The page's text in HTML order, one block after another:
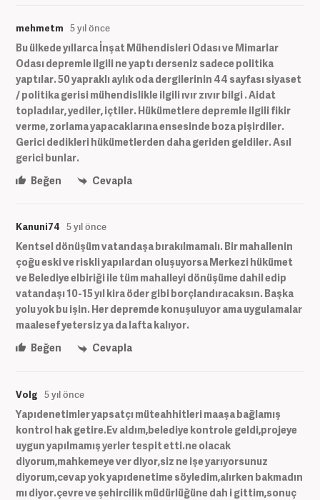
mehmetm 5 yıl önce
Bu ülkede yıllarca İnşat Mühendisleri Odası ve Mimarlar
Odası depremle ilgili ne yaptı derseniz sadece politika
yaptılar. 50 yapraklı aylık oda dergilerinin 44 sayfası siyaset
/ politika gerisi mühendislikle ilgili ıvır zıvır bilgi . Aidat
topladılar, yediler, içtiler. Hükümetlere depremle ilgili fikir
verme, zorlama yapacaklarına ensesinde boza pişirdiler.
Gerici dedikleri hükümetlerden daha geriden geldiler. Asıl
gerici bunlar.
Beğen
Cevapla
Kanuni74 5 yıl önce
Kentsel dönüşüm vatandaşa bırakılmamalı. Bir mahallenin
çoğu eski ve riskli yapılardan oluşuyorsa Merkezi hükümet
ve Belediye elbiriği ile tüm mahalleyi dönüşüme dahil edip
vatandaşı 10-15 yıl kira öder gibi borçlandıracaksın. Başka
yolu yok bu işin. Her depremde konuşuluyor ama uygulamalar
maalesef yetersiz ya da lafta kalıyor.
Beğen
Cevapla
Volg 5 yıl önce
Yapıdenetimler yapsatçı müteahhitleri maaşa bağlamış
kontrol hak getire.Ev aldım,belediye kontrole geldi,projeye
uygun yapılmamış yerler tespit etti.ne olacak
diyorum,mahkemeye ver diyor,siz ne işe yarıyorsunuz
diyorum,cevap yok yapıdenetime söyledim,alırken bakmadın
mı diyor.çevre ve şehircilik müdürlüğüne dah i gittim,sonuç